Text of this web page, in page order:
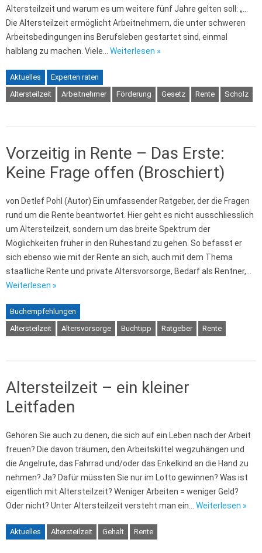
Altersteilzeit und warum es um weitere fünf Jahre gelten soll: „…
Die Altersteilzeit ermöglicht Arbeitnehmern, die unter schweren
Arbeitsbedingungen ins Berufsleben gestartet sind, einmal
halblang zu machen. Viele… Weiterlesen »
Aktuelles
Experten raten
Altersteilzeit
Arbeitnehmer Förderung Gesetz Rente Scholz
Vorzeitig in Rente – Das Erste:
Keine Frage offen (Broschiert)
von Detlef Pohl (Autor) Ein umfassender Ratgeber, der die Fragen
rund um die Rente beantwortet. Hier geht es nicht ausschliesslich
um Altersteilzeit, sondern um das breite Spektrum der
Möglichkeiten früher in den Ruhestand zu gehen. So befasst er
sich ebenso wie mit der Rente an sich, auch mit dem Thema
staatliche Rente und private Altersvorsorge, Bedarf als Rentner,…
Weiterlesen »
Buchempfehlungen
Altersteilzeit
Altersvorsorge Buchtipp Ratgeber Rente
Altersteilzeit – ein kleiner
Leitfaden
Gehören Sie auch zu denen, die sich auf ein Leben nach der Arbeit
freuen? Die davon träumen, den Arbeitskittel wegzuhängen und
die Angelrute, das Fahrrad und/oder das Enkelkind an die Hand zu
nehmen? Ja? Dafür müssten Sie nur im Lotto gewinnen? Was ist
eigentlich mit Altersteilzeit? Weniger Arbeiten = weniger Geld?
Oder nicht? Unter Altersteilzeit versteht man ein… Weiterlesen »
Aktuelles Altersteilzeit Gehalt Rente